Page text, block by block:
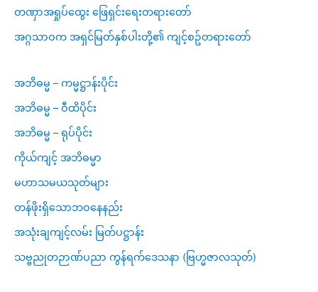
တဏှာအရှုပ်ထွေး ဖြေရှင်းရေးတရားတော်
အဂ္ဂသာဝက အရှင်မြတ်နှစ်ပါးတို့၏ ကျင့်စဥ်တရားတော်
အဘိဓမ္မ – ကမ္မဋ္ဌာန်းပိုင်း
အဘိဓမ္မ – ဝီထိပိုင်း
အဘိဓမ္မ – ရုပ်ပိုင်း
ကိုယ်ကျင့် အဘိဓမ္မာ
မဟာသမယသုတ်များ
တန်ဖိုးရှိသောဘဝနေနည်း
အသုံးချကျင့်လမ်း မြတ်ပဋ္ဌာန်း
သဗ္ဗညုတဉာဏ်ပညာ ကွန်ရက်ဒေသနာ (ဗြဟ္မဇာလသုတ်)